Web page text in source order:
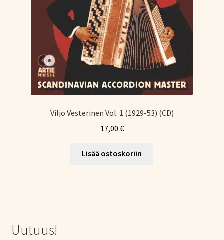
Viljo Vesterinen Vol. 1 (1929-53) (CD)
17,00 €
Lisää ostoskoriin
Uutuus!